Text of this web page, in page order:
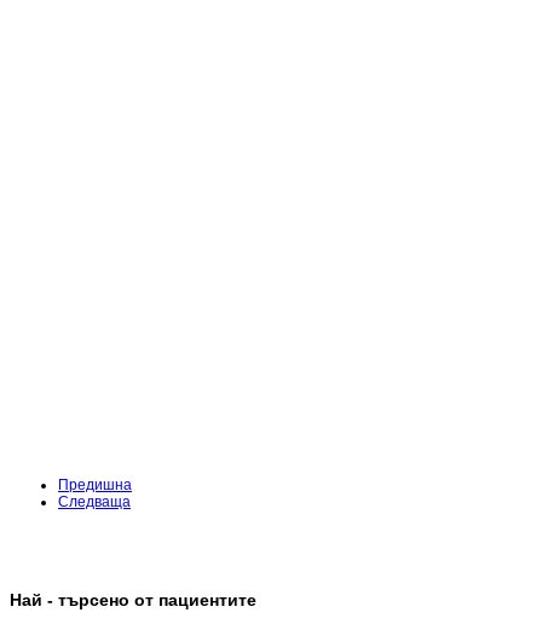
Предишна
Следваща
Най - търсено от пациентите